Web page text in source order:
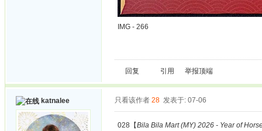
IMG - 266
回复 引用 举报顶端
katnalee 只看该作者 28 发表于: 07-06
028【Bila Bila Mart (MY) 2026 - Year of